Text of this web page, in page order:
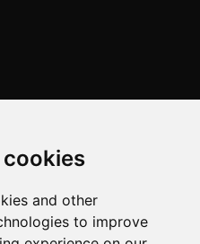
cookies
and other
to improve